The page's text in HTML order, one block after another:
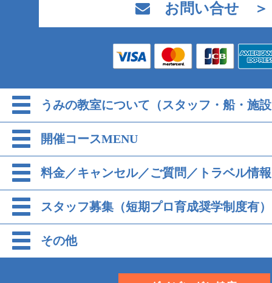
お問い合せ ＞
うみの教室について（スタッフ・船・施
開催コースMENU
料金／キャンセル／ご質問／トラベル情報
スタッフ募集（短期プロ育成奨学制度有）
その他